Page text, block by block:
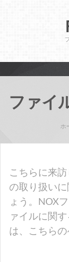
ファイ
ホ
こちらに来
の取り扱い
ょう。NOX
ァイルに関
は、こちらの